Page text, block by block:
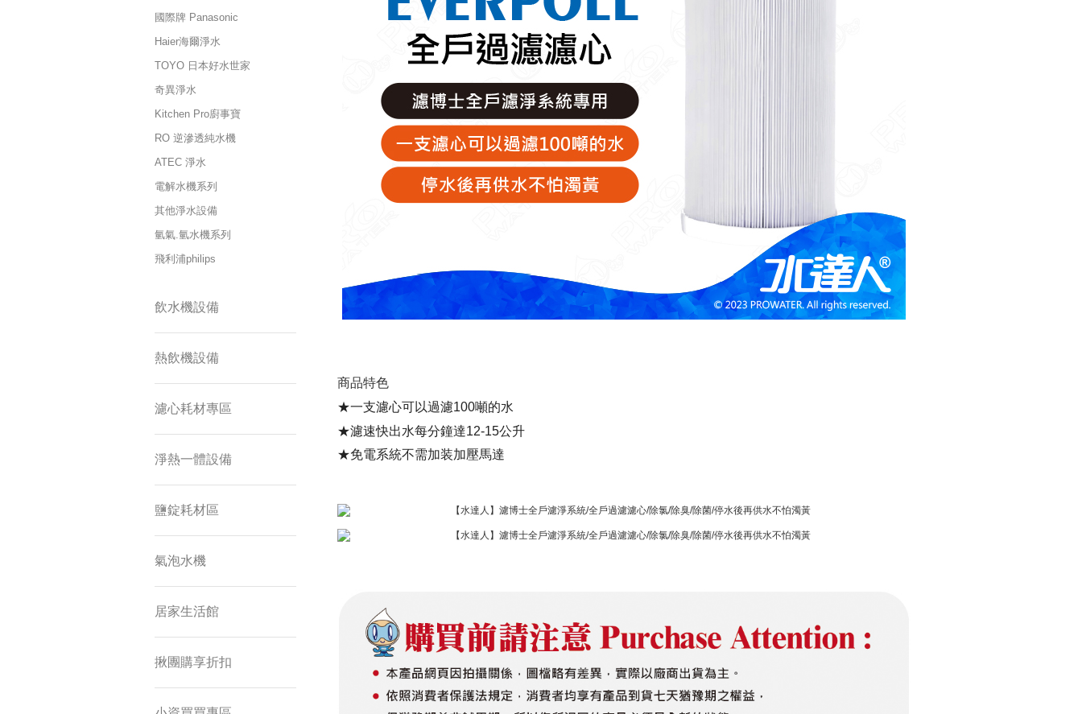
國際牌 Panasonic
Haier海爾淨水
TOYO 日本好水世家
奇異淨水
Kitchen Pro廚事寶
RO 逆滲透純水機
ATEC 淨水
電解水機系列
其他淨水設備
氫氣.氫水機系列
飛利浦philips
飲水機設備
熱飲機設備
濾心耗材專區
淨熱一體設備
鹽錠耗材區
氣泡水機
居家生活館
揪團購享折扣
商品特色
★一支濾心可以過濾100噸的水
★濾速快出水每分鐘達12-15公升
★免電系統不需加装加壓馬達